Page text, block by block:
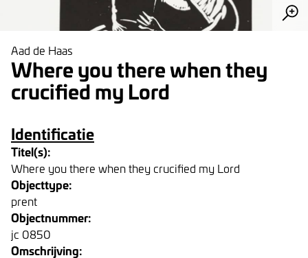
Aad de Haas
Where you there when they
crucified my Lord
Identificatie
Titel(s):
Where you there when they crucified my Lord
Objecttype:
prent
Objectnummer:
jc 0850
Omschrijving: